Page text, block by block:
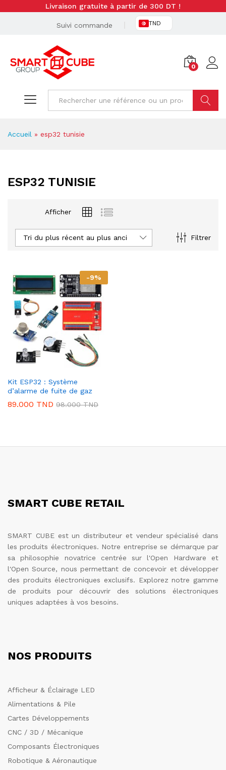
Livraison gratuite à partir de 300 DT !
Suivi commande TND
0
Accueil » esp32 tunisie
ESP32 TUNISIE
Afficher
Filtrer
Tri du plus récent au plus ancien
-9%
Kit ESP32 : Système
d’alarme de fuite de gaz
89.000 TND 98.000TND
SMART CUBE RETAIL
SMART CUBE est un distributeur et vendeur spécialisé dans
les produits électroniques. Notre entreprise se démarque par
sa philosophie novatrice centrée sur l'Open Hardware et
l'Open Source, nous permettant de concevoir et développer
des produits électroniques exclusifs. Explorez notre gamme
de produits pour découvrir des solutions électroniques
uniques adaptées à vos besoins.
NOS PRODUITS
Afficheur & Éclairage LED
Alimentations & Pile
Cartes Développements
CNC / 3D / Mécanique
Composants Électroniques
Robotique & Aéronautique